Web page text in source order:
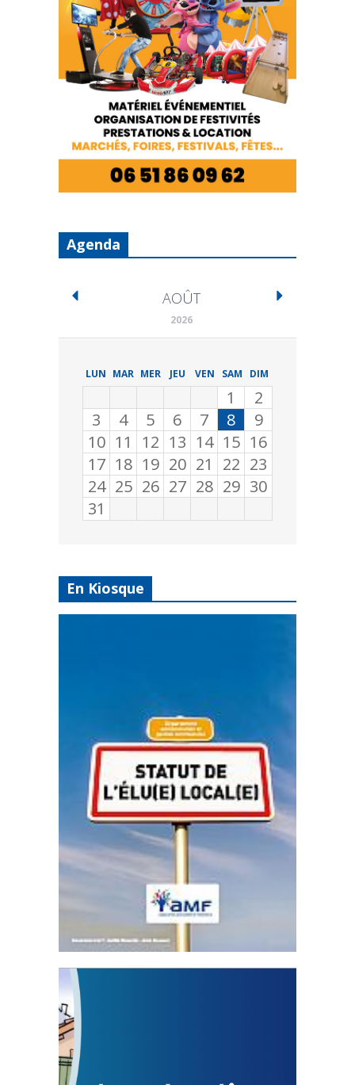
Agenda
AOÛT
2026
LUN MAR MER JEU VEN SAM DIM
1
2
3
4 5 6 7 8
9
10 11 12 13 14 15 16
17 18 19 20 21 22 23
24 25 26 27 28 29 30
31
En Kiosque
Statut de l’élu local
3 avril 2024
Mise à jour avril 2024
FEUILLETER